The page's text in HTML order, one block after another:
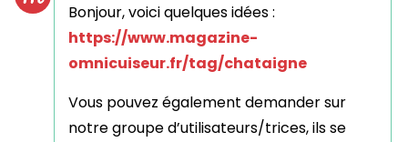
Bonjour, voici quelques idées :
https://www.magazine-
omnicuiseur.fr/tag/chataigne
Vous pouvez également demander sur
notre groupe d’utilisateurs/trices, ils se